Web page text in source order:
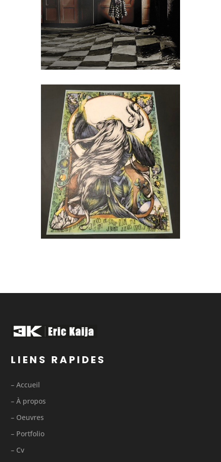
LIENS RAPIDES
– Accueil
– À propos
– Oeuvres
– Portfolio
– Cv